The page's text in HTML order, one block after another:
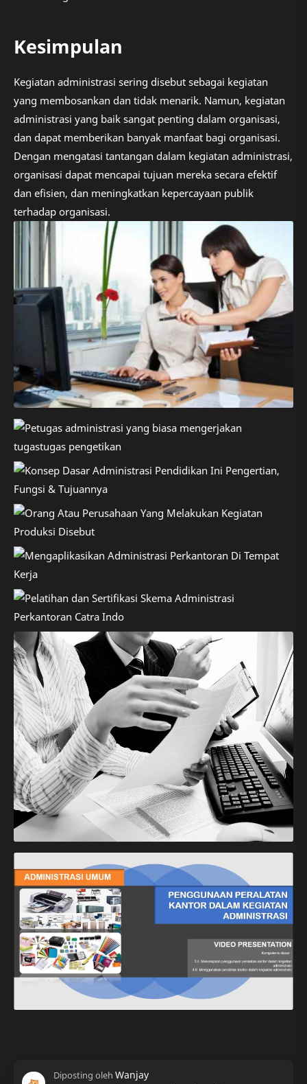
Kesimpulan
Kegiatan administrasi sering disebut sebagai kegiatan
yang membosankan dan tidak menarik. Namun, kegiatan
administrasi yang baik sangat penting dalam organisasi,
dan dapat memberikan banyak manfaat bagi organisasi.
Dengan mengatasi tantangan dalam kegiatan administrasi,
organisasi dapat mencapai tujuan mereka secara efektif
dan efisien, dan meningkatkan kepercayaan publik
terhadap organisasi.